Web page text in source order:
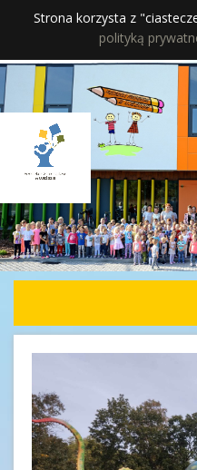
Strona korzysta z
polityką